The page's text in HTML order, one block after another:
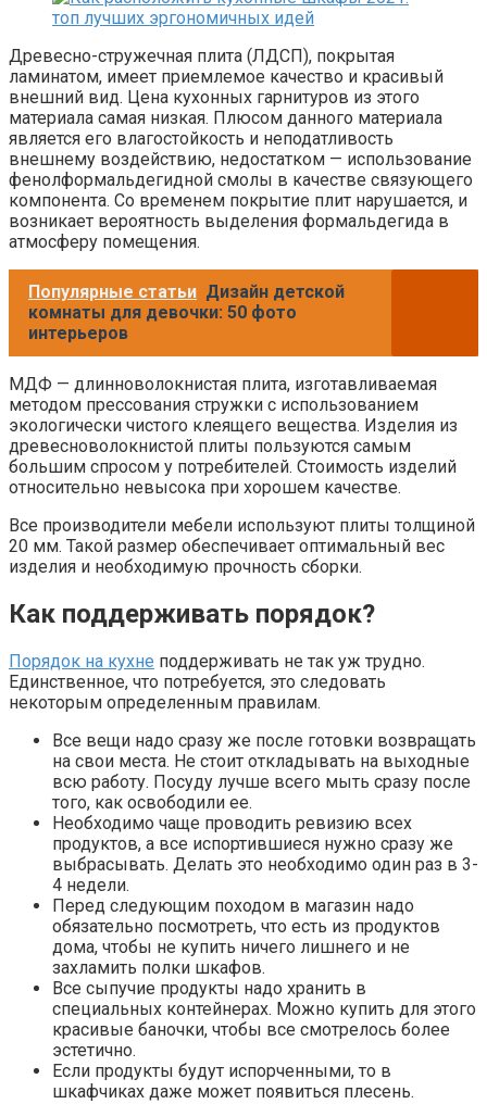
Древесно-стружечная плита (ЛДСП), покрытая
ламинатом, имеет приемлемое качество и красивый
внешний вид. Цена кухонных гарнитуров из этого
материала самая низкая. Плюсом данного материала
является его влагостойкость и неподатливость
внешнему воздействию, недостатком — использование
фенолформальдегидной смолы в качестве связующего
компонента. Со временем покрытие плит нарушается, и
возникает вероятность выделения формальдегида в
атмосферу помещения.
Популярные статьи Дизайн детской
комнаты для девочки: 50 фото
интерьеров
МДФ — длинноволокнистая плита, изготавливаемая
методом прессования стружки с использованием
экологически чистого клеящего вещества. Изделия из
древесноволокнистой плиты пользуются самым
большим спросом у потребителей. Стоимость изделий
относительно невысока при хорошем качестве.
Все производители мебели используют плиты толщиной
20 мм. Такой размер обеспечивает оптимальный вес
изделия и необходимую прочность сборки.
Как поддерживать порядок?
Порядок на кухне поддерживать не так уж трудно.
Единственное, что потребуется, это следовать
некоторым определенным правилам.
Все вещи надо сразу же после готовки возвращать
на свои места. Не стоит откладывать на выходные
всю работу. Посуду лучше всего мыть сразу после
того, как освободили ее.
Необходимо чаще проводить ревизию всех
продуктов, а все испортившиеся нужно сразу же
выбрасывать. Делать это необходимо один раз в 3-
4 недели.
Перед следующим походом в магазин надо
обязательно посмотреть, что есть из продуктов
дома, чтобы не купить ничего лишнего и не
захламить полки шкафов.
Все сыпучие продукты надо хранить в
специальных контейнерах. Можно купить для этого
красивые баночки, чтобы все смотрелось более
эстетично.
Если продукты будут испорченными, то в
шкафчиках даже может появиться плесень.